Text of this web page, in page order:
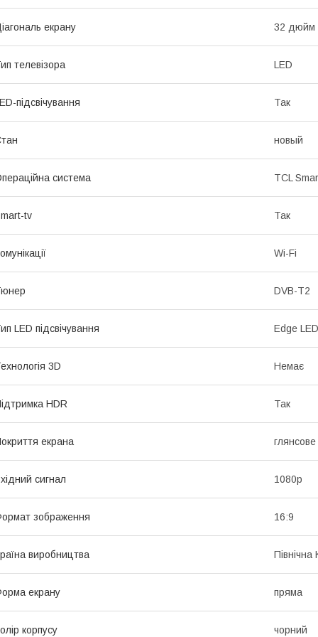
екрану 32 дюйм
телевізора LED
підсвічування Так
новый
система TCL
tv Так
Wi-Fi
DVB-T2
LED підсвічування Edge LED
3D Немає
HDR Так
екрана глянсове
сигнал 1080p
зображення 16:9
виробництва Північна
екрану пряма
корпусу чорний